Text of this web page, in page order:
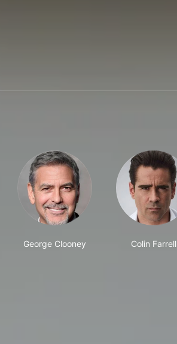
George Clooney Colin Farrell